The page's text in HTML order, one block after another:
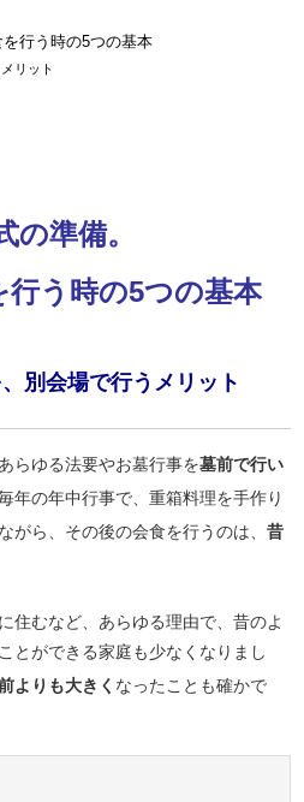
行う時の5つの基本
リット
の準備。
行う時の5つの基本
別会場で行うメリット
らゆる法要やお墓行事を墓前で行い
年の年中行事で、重箱料理を手作り
がら、その後の会食を行うのは、昔
住むなど、あらゆる理由で、昔のよ
ことができる家庭も少なくなりまし
よりも大きく なったことも確かで